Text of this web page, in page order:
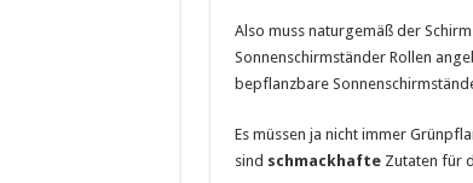
Also muss naturgemäß der
Sonnenschirmständer Rollen
bepflanzbare
Es müssen ja nicht immer
sind schmackhafteZutaten für